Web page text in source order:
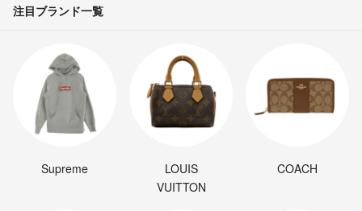
注目ブランド一覧
Supreme
LOUIS
VUITTON
COACH